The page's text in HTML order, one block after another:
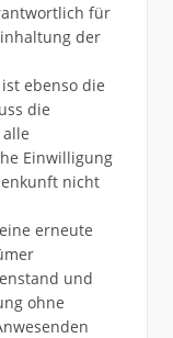
für
der
ebenso die
die
Einwilligung
nicht
erneute
und
ohne